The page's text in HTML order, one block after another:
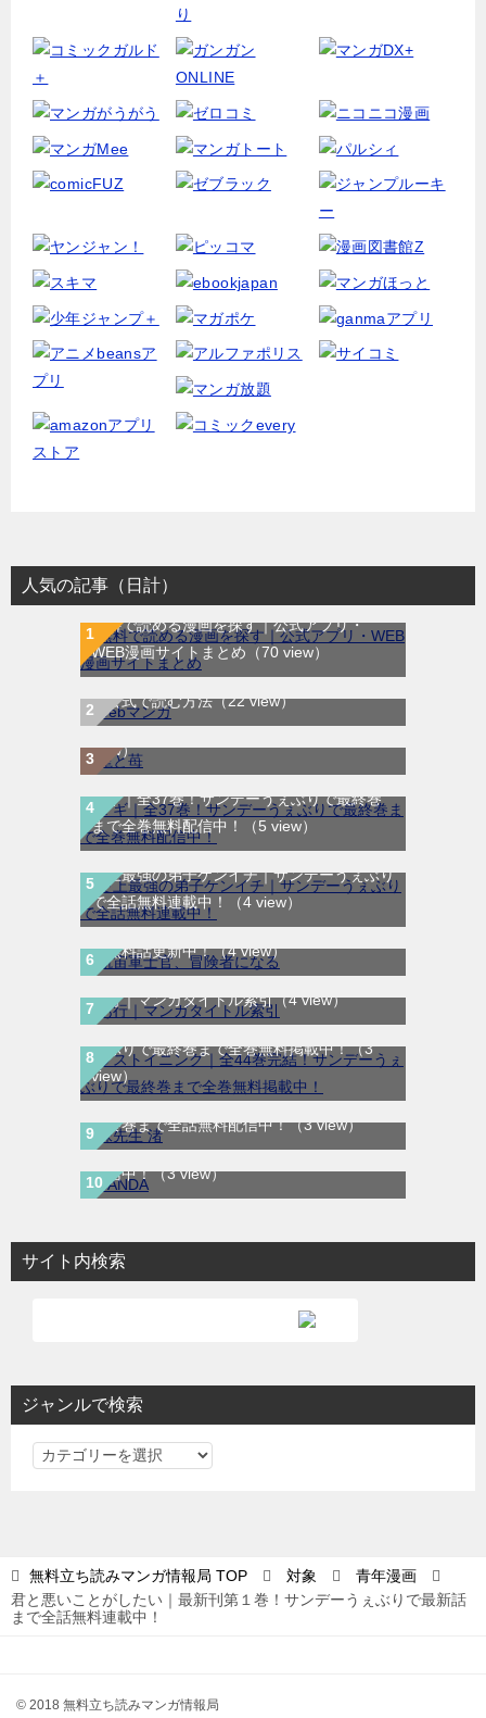
人気の記事（日計）
無料で読める漫画を探す｜公式アプリ・
WEB漫画サイトまとめ （70 view）
WEB漫画サイト一覧｜ブラウザで無料漫画
を公式で読む方法（22 view）
龍と苺｜最新刊第4巻！全巻無料で読める公
式マンガアプリ＿サンデーうぇぶり（8
view）
マギ｜全37巻！サンデーうぇぶりで最終巻
まで全巻無料配信中！
（5 view）
史上最強の弟子ケンイチ｜サンデーうぇぶり
で全話無料連載中！
（4 view）
航宙軍士官、冒険者になる｜最新刊第6巻！
第5巻まで無料で読めるマンガアプリ！※順
次無料話更新中！（4 view）
あ行｜マンガタイトル索引（4 view）
ラストイニング｜全44巻完結！サンデーう
ぇぶりで最終巻まで全巻無料掲載中！（3
view）
妹先生 渚｜全5巻完結！サンデーうぇぶりで
最終巻まで全話無料配信中！（3 view）
SANDA｜最新刊第3巻！マンガBANGで無料
配信中！（3 view）
サイト内検索
ジャンルで検索
ジ
検
索
無料立ち読みマンガ情報局 TOP 対象
青年漫画
君と悪いことがしたい｜最新刊第１巻！サンデーうぇぶりで最新話
まで全話無料連載中！
© 2018 無料立ち読みマンガ情報局